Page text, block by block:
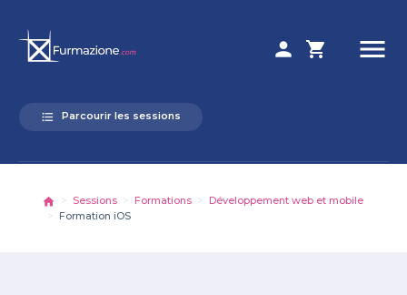
person shopping_cart menu
format_list_bulleted Parcourir les sessions
Sessions Formations
Développement web et mobile
Formation iOS